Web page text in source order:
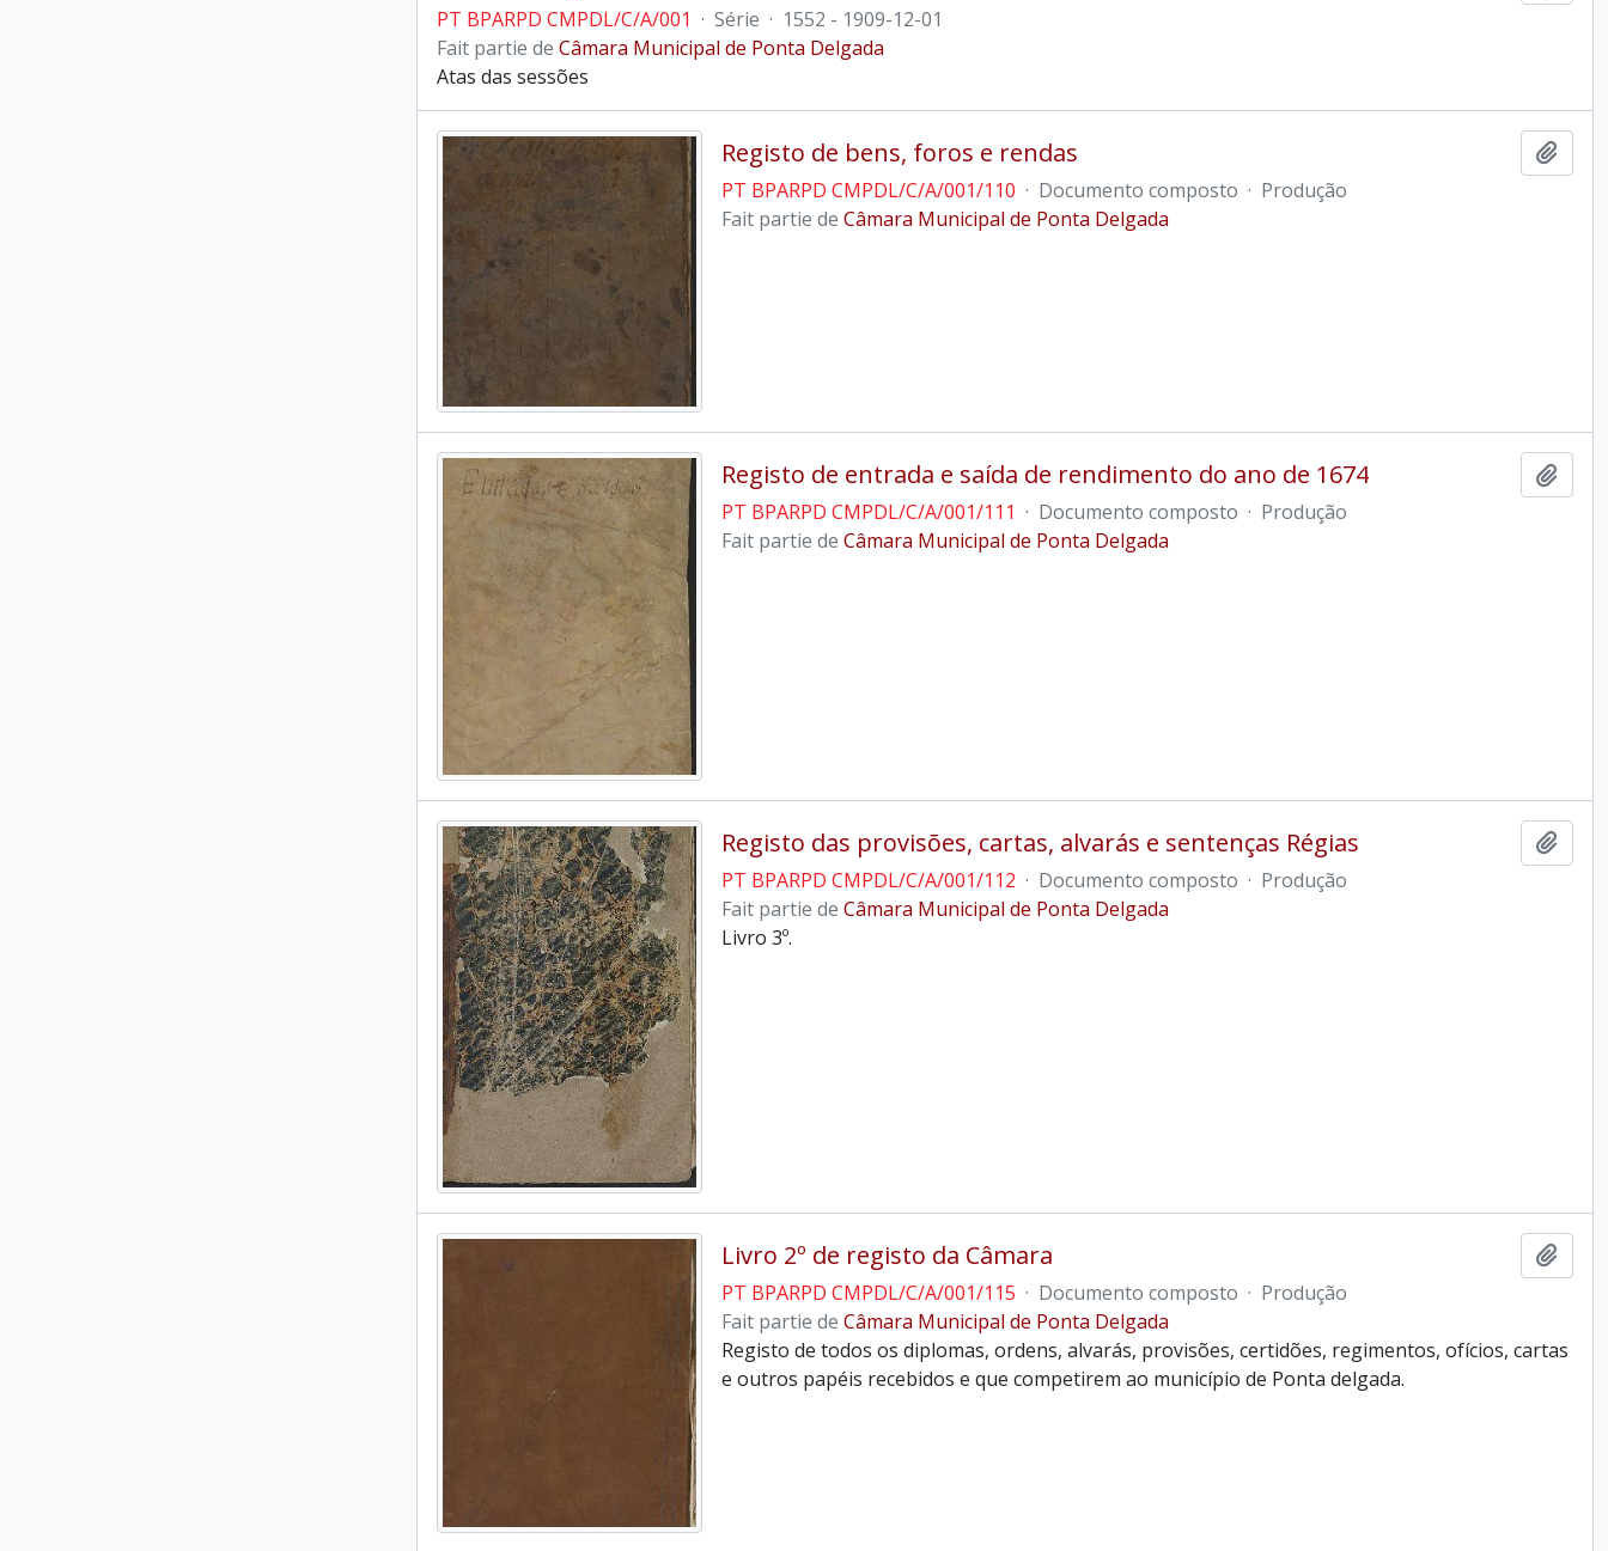
PT BPARPD CMPDL/C/A/001 · Série · 1552 - 1909-12-01
Fait partie de Câmara Municipal de Ponta Delgada
Atas das sessões
Registo de bens, foros e rendas
PT BPARPD CMPDL/C/A/001/110 · Documento composto · Produção
Fait partie de Câmara Municipal de Ponta Delgada
Registo de entrada e saída de rendimento do ano de 1674
PT BPARPD CMPDL/C/A/001/111 · Documento composto · Produção
Fait partie de Câmara Municipal de Ponta Delgada
Registo das provisões, cartas, alvarás e sentenças Régias
PT BPARPD CMPDL/C/A/001/112 · Documento composto · Produção
Fait partie de Câmara Municipal de Ponta Delgada
Livro 3º.
Livro 2º de registo da Câmara
PT BPARPD CMPDL/C/A/001/115 · Documento composto · Produção
Fait partie de Câmara Municipal de Ponta Delgada
Registo de todos os diplomas, ordens, alvarás, provisões, certidões, regimentos, ofícios, cartas
e outros papéis recebidos e que competirem ao município de Ponta delgada.